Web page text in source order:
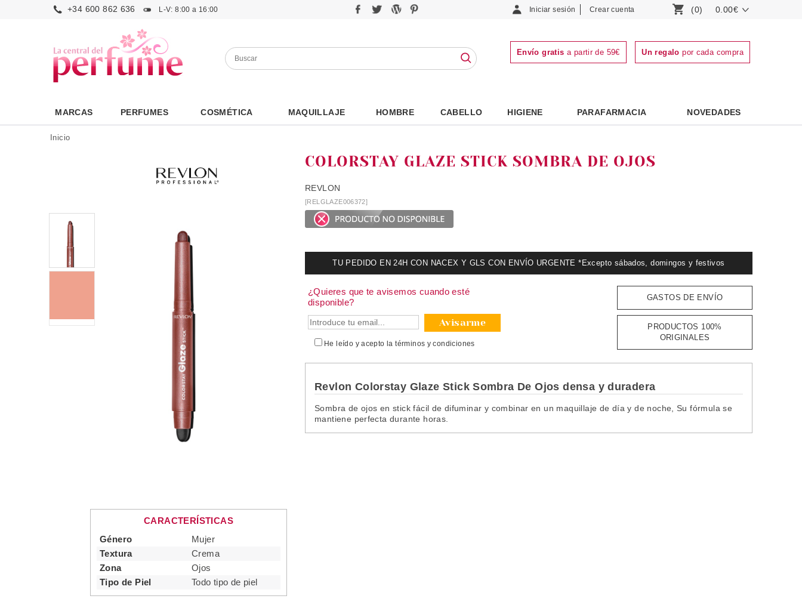
+34 600 862 636 L-V: 8:00 a 16:00 Iniciar sesión Crear cuenta (0) 0.00€
Envío gratis a partir de 59€ Un regalo por cada compra
MARCAS PERFUMES COSMÉTICA MAQUILLAJE HOMBRE CABELLO HIGIENE PARAFARMACIA NOVEDADES
Inicio
CARACTERÍSTICAS
Género
Mujer
Textura
Crema
Zona
Ojos
Tipo de Piel
Todo tipo de piel
COLORSTAY GLAZE STICK SOMBRA DE OJOS
REVLON
[RELGLAZE006372]
TU PEDIDO EN 24H CON NACEX Y GLS CON ENVÍO URGENTE *Excepto sábados, domingos y festivos
¿Quieres que te avisemos cuando esté
disponible?
Avisarme
He leído y acepto latérminos y condiciones
GASTOS DE ENVÍO
PRODUCTOS 100%
ORIGINALES
Revlon Colorstay Glaze Stick Sombra De Ojos densa y duradera
Sombra de ojos en stick fácil de difuminar y combinar en un maquillaje de día y de noche, Su fórmula se
mantiene perfecta durante horas.